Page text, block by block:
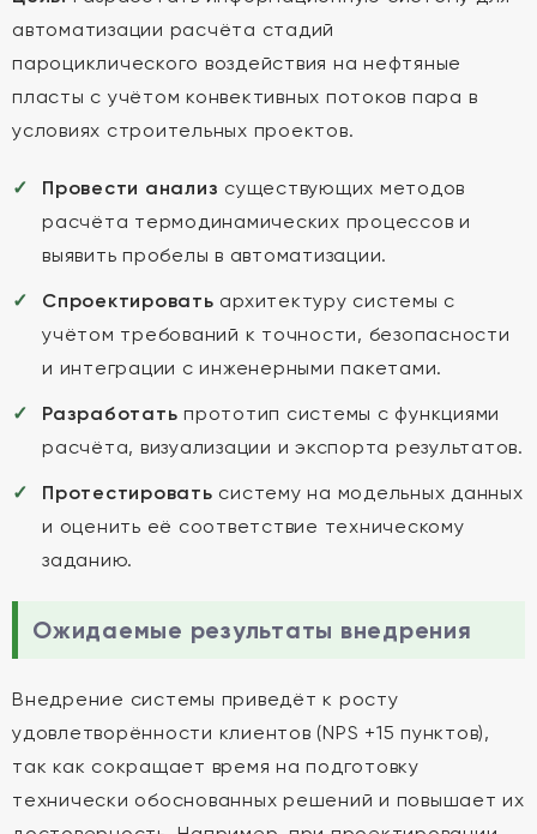
автоматизации расчёта стадий
пароциклического воздействия на нефтяные
пласты с учётом конвективных потоков пара в
условиях строительных проектов.
Провести анализ существующих методов
расчёта термодинамических процессов и
выявить пробелы в автоматизации.
Спроектировать архитектуру системы с
учётом требований к точности, безопасности
и интеграции с инженерными пакетами.
Разработать прототип системы с функциями
расчёта, визуализации и экспорта результатов.
Протестировать систему на модельных данных
и оценить её соответствие техническому
заданию.
Ожидаемые результаты внедрения
Внедрение системы приведёт к росту
удовлетворённости клиентов (NPS +15 пунктов),
так как сокращает время на подготовку
технически обоснованных решений и повышает их